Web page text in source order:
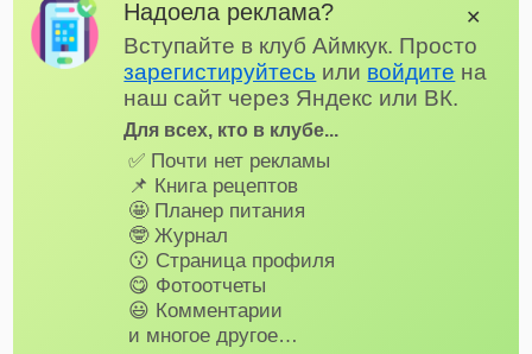
Надоела реклама?
Вступайте в клуб Аймкук. Просто
зарегистируйтесь или войдите на
наш сайт через Яндекс или ВК.
Для всех, кто в клубе...
✅ Почти нет рекламы
📌 Книга рецептов
🤩 Планер питания
🤓 Журнал
😗 Страница профиля
😋 Фотоотчеты
😃 Комментарии
и многое другое…
✕